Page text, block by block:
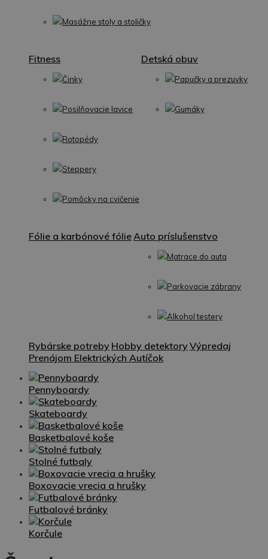
Masážne stoly a stoličky
Fitness
Činky
Posilňovacie lavice
Rotopédy
Steppery
Pomôcky na cvičenie
Detská obuv
Papučky a prezuvky
Gumáky
Fólie a karbónové fólieAuto príslušenstvo
Matrace do auta
Parkovacie zábrany
Alkohol testery
Rybárske potreby Hobby detektoryVýpredaj
Prenájom Elektrických Autíčok
Pennyboardy
Skateboardy
Basketbalové koše
Stolné futbaly
Boxovacie vrecia a hrušky
Futbalové bránky
Korčule